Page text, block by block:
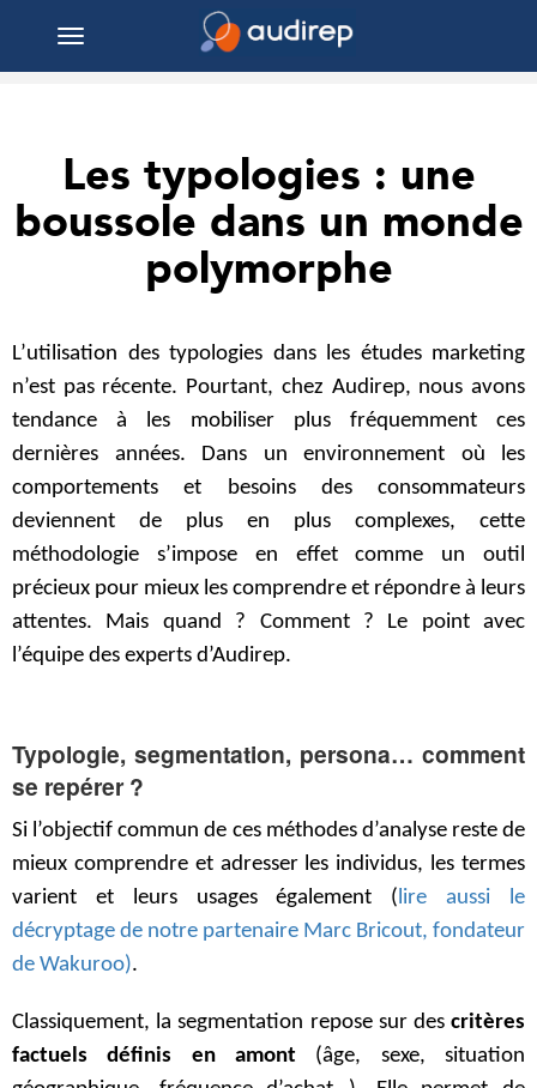
Toggle
Les typologies : une
boussole dans un monde
polymorphe
L’utilisation des typologies dans les études marketing
n’est pas récente. Pourtant, chez Audirep, nous avons
tendance à les mobiliser plus fréquemment ces
dernières années. Dans un environnement où les
comportements et besoins des consommateurs
deviennent de plus en plus complexes, cette
méthodologie s’impose en effet comme un outil
précieux pour mieux les comprendre et répondre à leurs
attentes. Mais quand ? Comment ? Le point avec
l’équipe des experts d’Audirep.
Typologie, segmentation, persona… comment
se repérer ?
Si l’objectif commun de ces méthodes d’analyse reste de
mieux comprendre et adresser les individus, les termes
varient et leurs usages également (lire aussi le
décryptage de notre partenaire Marc Bricout, fondateur
de Wakuroo).
Classiquement, la segmentation repose sur des critères
factuels définis en amont (âge, sexe, situation